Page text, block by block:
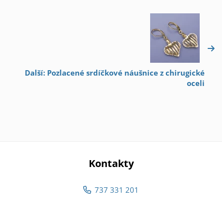
Další: Pozlacené srdíčkové náušnice z chirugické
oceli
Kontakty
737 331 201